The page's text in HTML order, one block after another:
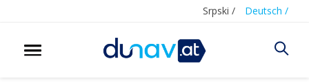
Srpski / Deutsch /